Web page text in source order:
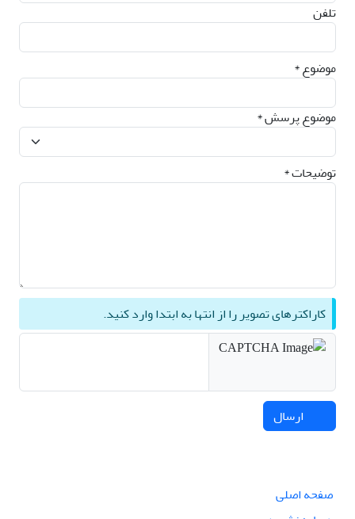
تلفن
موضوع *
موضوع پرسش *
توضیحات *
کاراکترهای تصویر را از انتها به ابتدا وارد کنید.
ارسال
صفحه اصلی